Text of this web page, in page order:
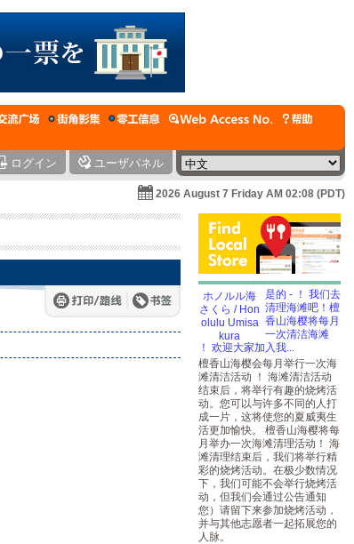
ログイン ユーザパネル
2026 August 7 Friday AM 02:08 (PDT)
是的 - ！ 我们去
清理海滩吧！檀
香山海樱将每月
一次清洁海滩
！ 欢迎大家加入我...
檀香山海樱会每月举行一次海
滩清洁活动 ！ 海滩清洁活动
结束后，将举行有趣的烧烤活
动。您可以与许多不同的人打
成一片，这将使您的夏威夷生
活更加愉快。 檀香山海樱将每
月举办一次海滩清理活动！ 海
滩清理结束后，我们将举行精
彩的烧烤活动。在极少数情况
下，我们可能不会举行烧烤活
动，但我们会通过公告通知
您）请留下来参加烧烤活动，
并与其他志愿者一起拓展您的
人脉。